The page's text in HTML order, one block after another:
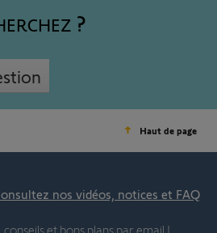
Haut de page
nos vidéos, notices et FAQ
et bons plans par email !